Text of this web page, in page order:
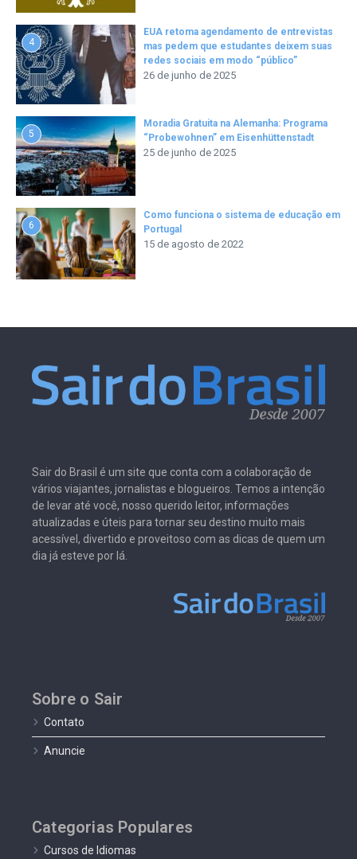
4
EUA retoma agendamento de entrevistas
mas pedem que estudantes deixem suas
redes sociais em modo “público”
26 de junho de 2025
5
Moradia Gratuita na Alemanha: Programa
“Probewohnen” em Eisenhüttenstadt
25 de junho de 2025
6
Como funciona o sistema de educação em
Portugal
15 de agosto de 2022
Sair do Brasil é um site que conta com a colaboração de
vários viajantes, jornalistas e blogueiros. Temos a intenção
de levar até você, nosso querido leitor, informações
atualizadas e úteis para tornar seu destino muito mais
acessível, divertido e proveitoso com as dicas de quem um
dia já esteve por lá.
Sobre o Sair
Contato
Anuncie
Categorias Populares
Cursos de Idiomas